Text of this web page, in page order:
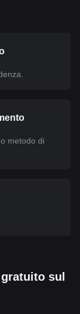
metodo di
sul